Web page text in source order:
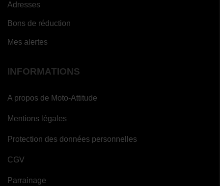
Adresses
Bons de réduction
Mes alertes
INFORMATIONS
A propos de Moto-Attitude
Mentions légales
Protection des données personnelles
CGV
Parrainage